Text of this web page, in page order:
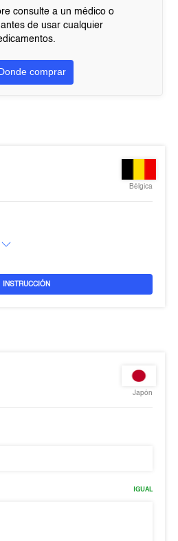
consulte a un médico o
de usar cualquier
comprar
Bélgica
INSTRUCCIÓN
Japón
IGUAL